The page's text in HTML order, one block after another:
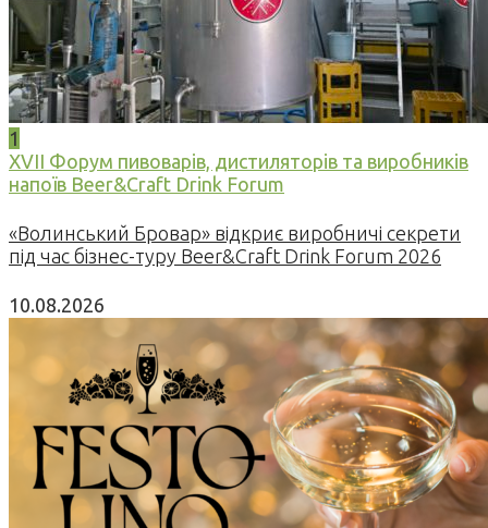
1
XVII Форум пивоварів, дистиляторів та виробників
напоїв Beer&Craft Drink Forum
«Волинський Бровар» відкриє виробничі секрети
під час бізнес-туру Beer&Craft Drink Forum 2026
10.08.2026